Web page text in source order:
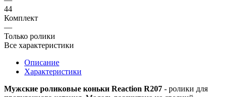
44
Комплект
—
Только ролики
Все характеристики
Описание
Характеристики
Мужские роликовые коньки Reaction R207 - ролики для